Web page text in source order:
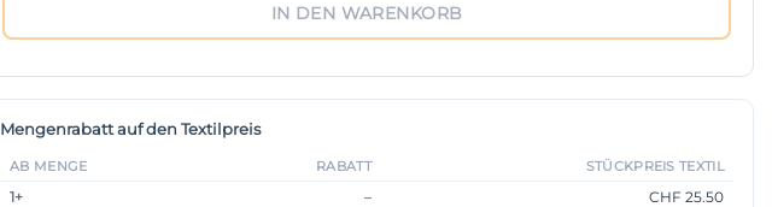
IN DEN WARENKORB
Mengenrabatt auf den Textilpreis
AB MENGE RABATT STÜCKPREIS TEXTIL
1+ –
CHF 25.50